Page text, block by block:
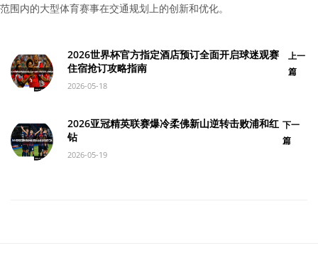
范围内的大型体育赛事在交通规划上的创新和优化。
2026世界杯官方指定酒店预订全面开启球迷观赛
住宿抢订攻略指南
2026-05-18
上一
篇
2026亚冠精英联赛爆冷柔佛新山逆转击败浦和红
钻
2026-05-19
下一
篇